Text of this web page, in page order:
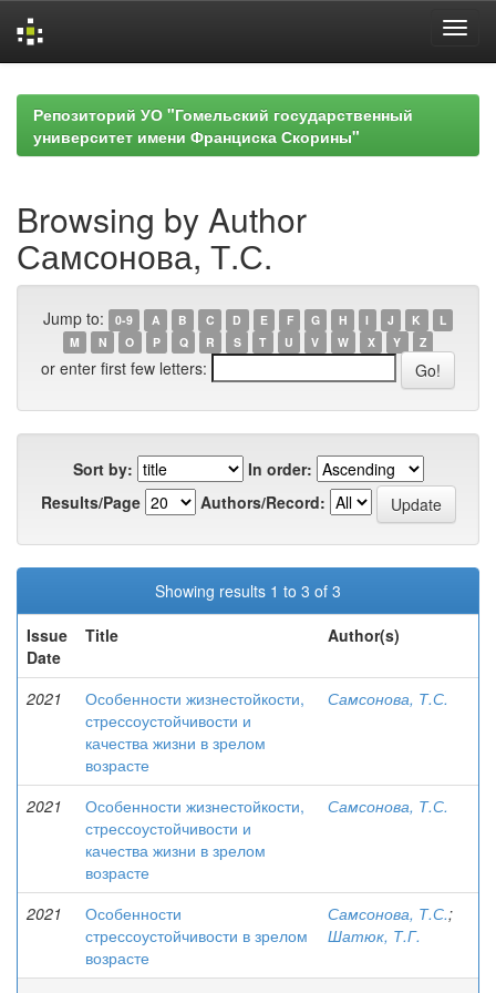
navigationРепозиторий УО "Гомельский государственный
университет имени Франциска Скорины"
Browsing by Author
Самсонова, Т.С.
Jump to: 0-9 A B C D E F G H I J K
L
M
N O P Q R S T U V W X Y Z
or enter first few letters:
Sort by:
In order:
Results/Page
Authors/Record:
Showing results 1 to 3 of 3
Issue
Date
Title Author(s)
2021
Особенности жизнестойкости,
стрессоустойчивости и
качества жизни в зрелом
возрасте
Самсонова, Т.С.
2021
Особенности жизнестойкости,
стрессоустойчивости и
качества жизни в зрелом
возрасте
Самсонова, Т.С.
2021
Особенности
стрессоустойчивости в зрелом
возрасте
Самсонова, Т.С.;
Шатюк, Т.Г.